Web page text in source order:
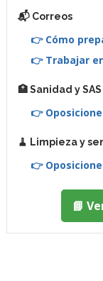
📬 Correos
👉 Cómo
👉 Trabajar
🏥 Sanidad y SAS
👉
🧹 Limpieza y
👉
📘